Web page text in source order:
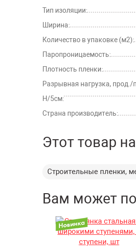
Тип изоляции:
Ширина:
Количество в упаковке (м2):
Паропроницаемость:
Плотность пленки:
Разрывная нагрузка, прод./
Н/5см:
Страна производитель:
Этот товар
Строительные пленки,
Вам может